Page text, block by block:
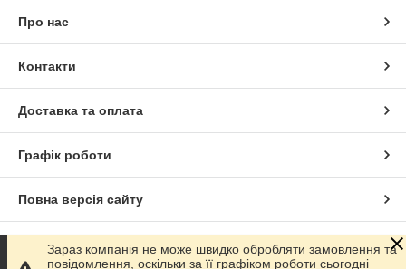
Про нас
Контакти
Доставка та оплата
Графік роботи
Повна версія сайту
Сайт створено на маркетплейсіProm.ua
Зараз компанія не може швидко обробляти замовлення та
повідомлення, оскільки за її графіком роботи сьогодні